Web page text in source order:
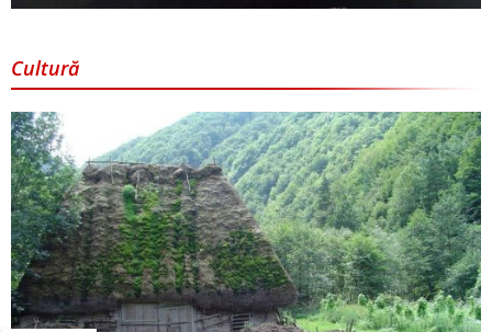
Cultură